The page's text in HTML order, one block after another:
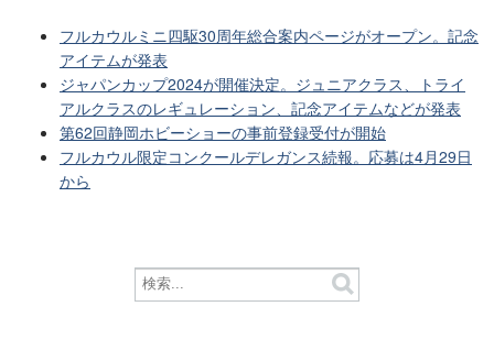
フルカウルミニ四駆30周年総合案内ページがオープン。記念
アイテムが発表
ジャパンカップ2024が開催決定。ジュニアクラス、トライ
アルクラスのレギュレーション、記念アイテムなどが発表
第62回静岡ホビーショーの事前登録受付が開始
フルカウル限定コンクールデレガンス続報。応募は4月29日
から